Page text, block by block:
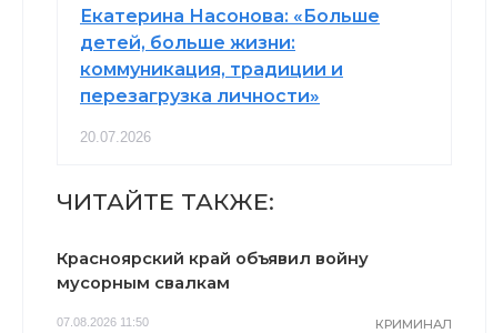
Екатерина Насонова: «Больше
детей, больше жизни:
коммуникация, традиции и
перезагрузка личности»
20.07.2026
ЧИТАЙТЕ ТАКЖЕ:
Красноярский край объявил войну
мусорным свалкам
07.08.2026 11:50 КРИМИНАЛ